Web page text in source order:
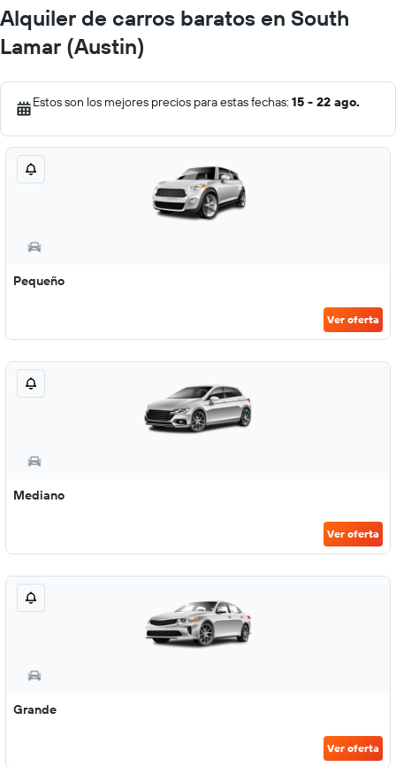
Alquiler de carros baratos en South
Lamar (Austin)
Estos son los mejores precios para estas fechas: 15 - 22 ago.
Pequeño
Ver oferta
Mediano
Ver oferta
Grande
Ver oferta